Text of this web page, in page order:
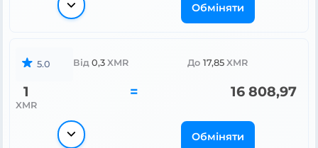
Обміняти
5.0 Від 0,3 XMR До 17,85 XMR
1
XMR
= 16 808,97
Обміняти